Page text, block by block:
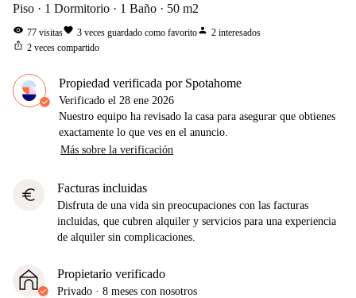
Piso 1 Dormitorio 1 Baño 50 m2
visibility 77 visitasfavorite 3 veces guardado como favoritoperson 2 interesados
ios_share 2 veces compartido
Propiedad verificada por Spotahome
Verificado el 28 ene 2026
Nuestro equipo ha revisado la casa para asegurar que obtienes
exactamente lo que ves en el anuncio.
Más sobre la verificación
euro Facturas incluidas
Disfruta de una vida sin preocupaciones con las facturas
incluidas, que cubren alquiler y servicios para una experiencia
de alquiler sin complicaciones.
Propietario verificado
Privado · 8 meses con nosotros